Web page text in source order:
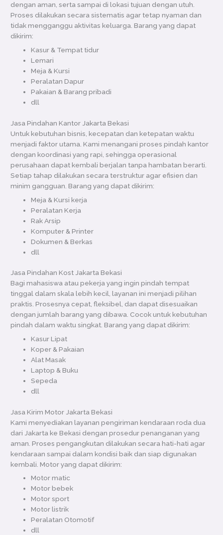
dengan aman, serta sampai di lokasi tujuan dengan utuh.
Proses dilakukan secara sistematis agar tetap nyaman dan
tidak mengganggu aktivitas keluarga. Barang yang dapat
dikirim:
Kasur & Tempat tidur
Lemari
Meja & Kursi
Peralatan Dapur
Pakaian & Barang pribadi
dll
Jasa Pindahan Kantor Jakarta Bekasi
Untuk kebutuhan bisnis, kecepatan dan ketepatan waktu
menjadi faktor utama. Kami menangani proses pindah kantor
dengan koordinasi yang rapi, sehingga operasional
perusahaan dapat kembali berjalan tanpa hambatan berarti.
Setiap tahap dilakukan secara terstruktur agar efisien dan
minim gangguan. Barang yang dapat dikirim:
Meja & Kursi kerja
Peralatan Kerja
Rak Arsip
Komputer & Printer
Dokumen & Berkas
dll
Jasa Pindahan Kost Jakarta Bekasi
Bagi mahasiswa atau pekerja yang ingin pindah tempat
tinggal dalam skala lebih kecil, layanan ini menjadi pilihan
praktis. Prosesnya cepat, fleksibel, dan dapat disesuaikan
dengan jumlah barang yang dibawa. Cocok untuk kebutuhan
pindah dalam waktu singkat. Barang yang dapat dikirim:
Kasur Lipat
Koper & Pakaian
Alat Masak
Laptop & Buku
Sepeda
dll
Jasa Kirim Motor Jakarta Bekasi
Kami menyediakan layanan pengiriman kendaraan roda dua
dari Jakarta ke Bekasi dengan prosedur penanganan yang
aman. Proses pengangkutan dilakukan secara hati-hati agar
kendaraan sampai dalam kondisi baik dan siap digunakan
kembali. Motor yang dapat dikirim:
Motor matic
Motor bebek
Motor sport
Motor listrik
Peralatan Otomotif
dll